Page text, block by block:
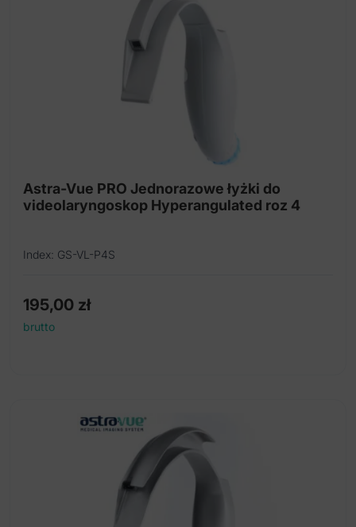
Astra-Vue PRO Jednorazowe łyżki do
videolaryngoskop Hyperangulated roz 4
Index: GS-VL-P4S
195,00 zł
brutto